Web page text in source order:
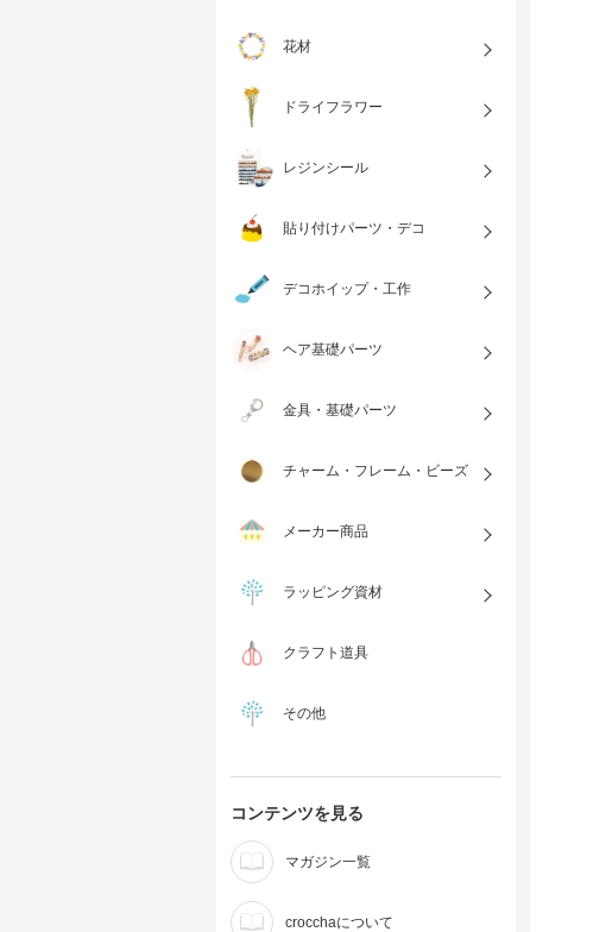
花材
ドライフラワー
レジンシール
貼り付けパーツ・デコ
デコホイップ・工作
ヘア基礎パーツ
金具・基礎パーツ
チャーム・フレーム・ビーズ
メーカー商品
ラッピング資材
クラフト道具
その他
コンテンツを見る
マガジン一覧
crocchaについて